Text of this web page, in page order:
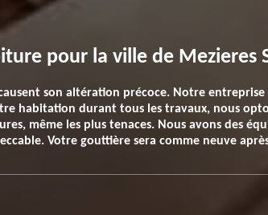
pour la ville de Mezieres
son altération précoce. Notre
habitation durant tous les travaux, nous
même les plus tenaces. Nous avons des
Votre gouttière sera comme neuve